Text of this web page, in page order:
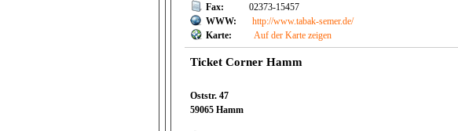
Fax:
02373-15457
WWW:
http://www.tabak-semer.de/
Karte:
Auf der Karte zeigen
Ticket Corner Hamm
Oststr. 47
59065 Hamm